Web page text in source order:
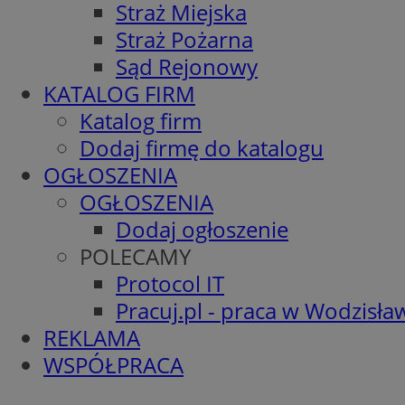
Straż Miejska
Straż Pożarna
Sąd Rejonowy
KATALOG FIRM
Katalog firm
Dodaj firmę do katalogu
OGŁOSZENIA
OGŁOSZENIA
Dodaj ogłoszenie
POLECAMY
Protocol IT
Pracuj.pl - praca w
REKLAMA
WSPÓŁPRACA